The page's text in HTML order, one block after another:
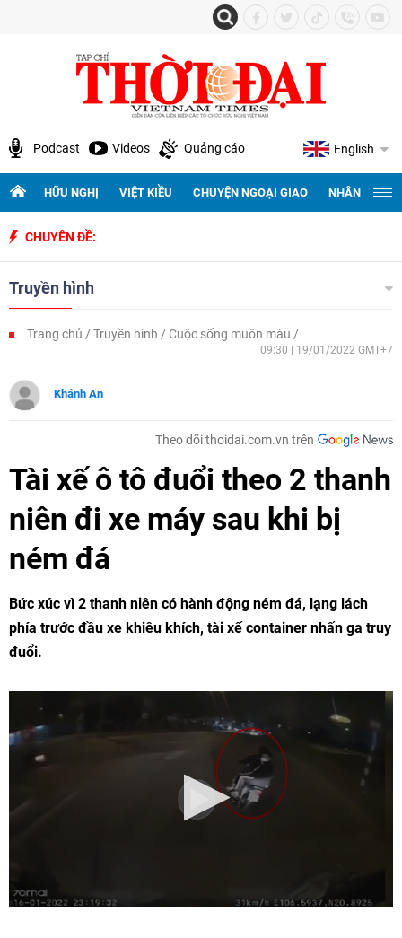
Podcast Videos Quảng cáo English
HỮU NGHỊ VIỆT KIỀU CHUYỆN NGOẠI GIAO NHÂN
CHUYÊN ĐỀ:
Truyền hình
Trang chủ Truyền hình Cuộc sống muôn màu
09:30 | 19/01/2022 GMT+7
Khánh An
Theo dõi thoidai.com.vn trên
Tài xế ô tô đuổi theo 2 thanh
niên đi xe máy sau khi bị
ném đá
Bức xúc vì 2 thanh niên có hành động ném đá, lạng lách
phía trước đầu xe khiêu khích, tài xế container nhấn ga truy
đuổi.